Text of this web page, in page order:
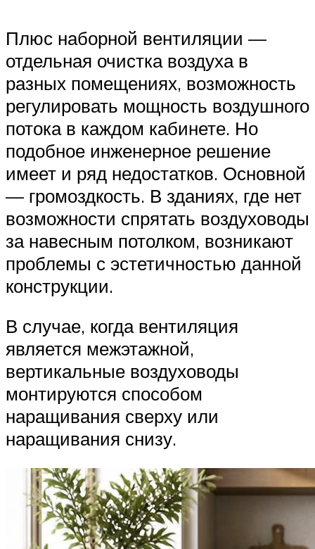
Плюс наборной вентиляции —
отдельная очистка воздуха в
разных помещениях, возможность
регулировать мощность воздушного
потока в каждом кабинете. Но
подобное инженерное решение
имеет и ряд недостатков. Основной
— громоздкость. В зданиях, где нет
возможности спрятать воздуховоды
за навесным потолком, возникают
проблемы с эстетичностью данной
конструкции.
В случае, когда вентиляция
является межэтажной,
вертикальные воздуховоды
монтируются способом
наращивания сверху или
наращивания снизу.